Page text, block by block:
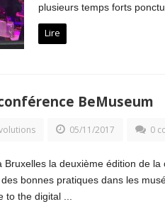
plusieurs temps forts
Lire
BeMuseum
05/11/2017 0
la deuxième édition de la
bonnes pratiques dans les
the digital ...